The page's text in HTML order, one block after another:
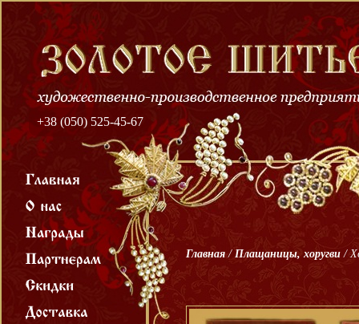
+38 (050) 525-45-67
Главная / Плащаницы, хоругви /